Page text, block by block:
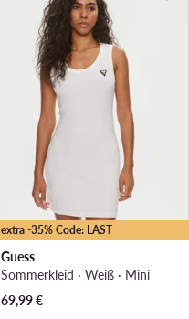
extra -35% Code: LAST
Guess
Sommerkleid · Weiß · Mini
69,99€